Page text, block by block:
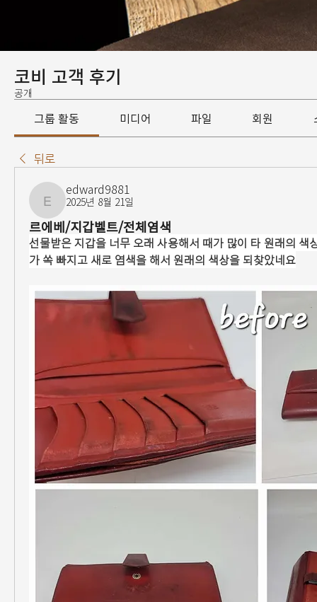
코비 고객 후기
공개
그룹 활동 미디어 파일 회원
뒤로
edward9881
edward9881
2025년 8월 21일
르에베/지갑벨트/전체염색
선물받은 지갑을 너무 오래 사용해서 때가 많이 타 원래의 색
가 쏙 빠지고 새로 염색을 해서 원래의 색상을 되찾았네요